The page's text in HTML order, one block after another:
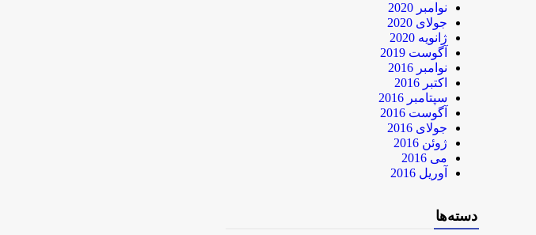
نوامبر 2020
جولای 2020
ژانویه 2020
آگوست 2019
نوامبر 2016
اکتبر 2016
سپتامبر 2016
آگوست 2016
جولای 2016
ژوئن 2016
می 2016
آوریل 2016
دسته‌ها